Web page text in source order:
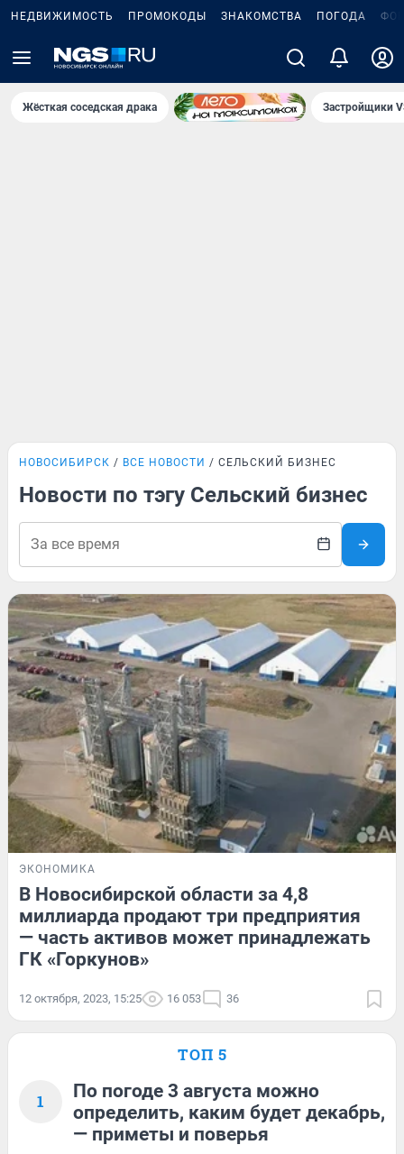
НЕДВИЖИМОСТЬ ПРОМОКОДЫ ЗНАКОМСТВА ПОГОДА
Жёсткая соседская драка Застройщики
НОВОСИБИРСК ВСЕ НОВОСТИ СЕЛЬСКИЙ БИЗНЕС
Новости по тэгу Сельский бизнес
ЭКОНОМИКА
В Новосибирской области за 4,8
миллиарда продают три предприятия
— часть активов может принадлежать
ГК «Горкунов»
12 октября, 2023, 15:25 16 053 36
ТОП 5
1
По погоде 3 августа можно
определить, каким будет декабрь,
— приметы и поверья